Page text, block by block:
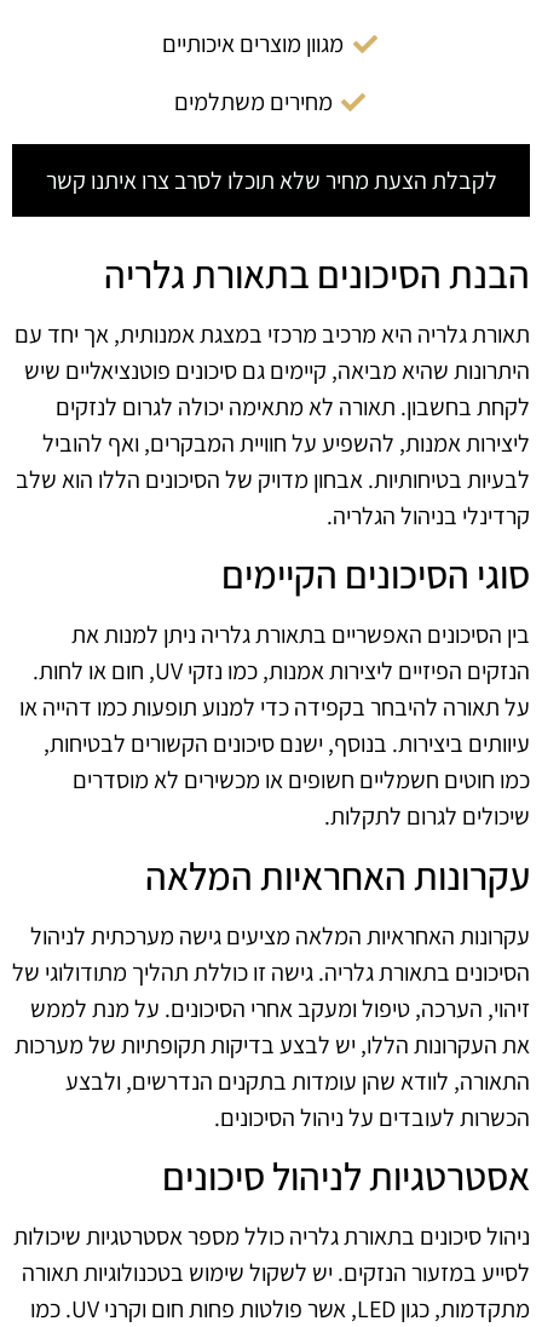
מגוון מוצרים איכותיים
מחירים משתלמים
לקבלת הצעת מחיר שלא תוכלו לסרב צרו איתנו קשר
הבנת הסיכונים בתאורת גלריה
תאורת גלריה היא מרכיב מרכזי במצגת אמנותית, אך יחד עם
היתרונות שהיא מביאה, קיימים גם סיכונים פוטנציאליים שיש
לקחת בחשבון. תאורה לא מתאימה יכולה לגרום לנזקים
ליצירות אמנות, להשפיע על חוויית המבקרים, ואף להוביל
לבעיות בטיחותיות. אבחון מדויק של הסיכונים הללו הוא שלב
קרדינלי בניהול הגלריה.
סוגי הסיכונים הקיימים
בין הסיכונים האפשריים בתאורת גלריה ניתן למנות את
הנזקים הפיזיים ליצירות אמנות, כמו נזקי UV, חום או לחות.
על תאורה להיבחר בקפידה כדי למנוע תופעות כמו דהייה או
עיוותים ביצירות. בנוסף, ישנם סיכונים הקשורים לבטיחות,
כמו חוטים חשמליים חשופים או מכשירים לא מוסדרים
שיכולים לגרום לתקלות.
עקרונות האחראיות המלאה
עקרונות האחראיות המלאה מציעים גישה מערכתית לניהול
הסיכונים בתאורת גלריה. גישה זו כוללת תהליך מתודולוגי של
זיהוי, הערכה, טיפול ומעקב אחרי הסיכונים. על מנת לממש
את העקרונות הללו, יש לבצע בדיקות תקופתיות של מערכות
התאורה, לוודא שהן עומדות בתקנים הנדרשים, ולבצע
הכשרות לעובדים על ניהול הסיכונים.
אסטרטגיות לניהול סיכונים
ניהול סיכונים בתאורת גלריה כולל מספר אסטרטגיות שיכולות
לסייע במזעור הנזקים. יש לשקול שימוש בטכנולוגיות תאורה
מתקדמות, כגון LED, אשר פולטות פחות חום וקרני UV. כמו